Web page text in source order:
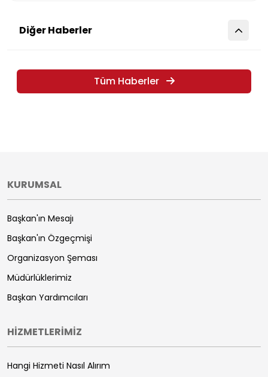
Diğer Haberler
Tüm Haberler
KURUMSAL
Başkan'ın Mesajı
Başkan'ın Özgeçmişi
Organizasyon Şeması
Müdürlüklerimiz
Başkan Yardımcıları
HİZMETLERİMİZ
Hangi Hizmeti Nasıl Alırım